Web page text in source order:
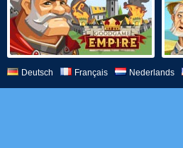
Deutsch Français Nederlands